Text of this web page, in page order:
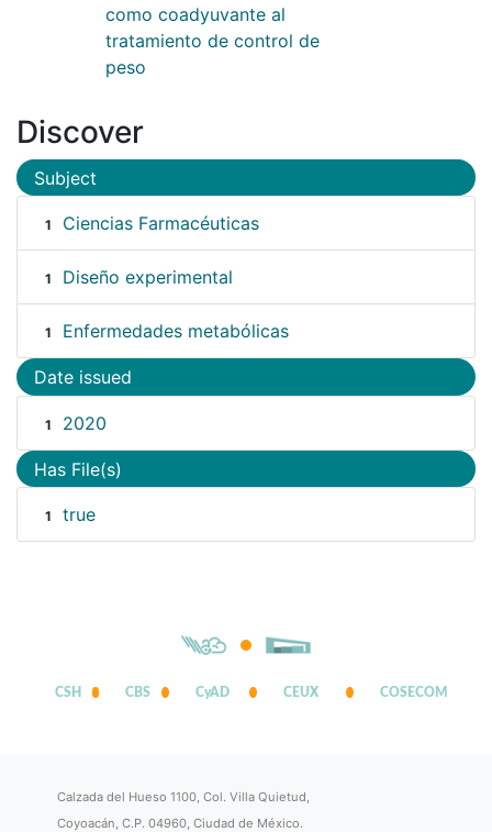
como coadyuvante al
tratamiento de control de
peso
Discover
Subject
1 Ciencias Farmacéuticas
1 Diseño experimental
1 Enfermedades metabólicas
Date issued
1 2020
Has File(s)
1 true
CSH CBS CyAD CEUX COSECOM
Calzada del Hueso 1100, Col. Villa Quietud,
Coyoacán, C.P. 04960, Ciudad de México.